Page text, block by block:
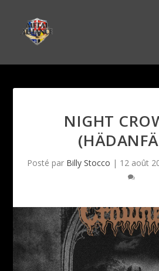
NIGHT
Posté par Billy Stocco | 12 août